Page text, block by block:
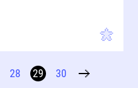
28 29 30